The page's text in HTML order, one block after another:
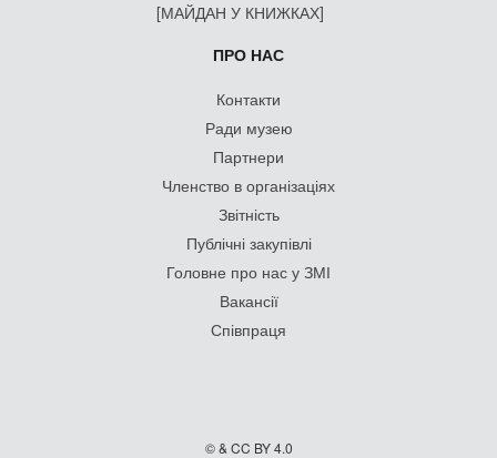
[МАЙДАН У КНИЖКАХ]
ПРО НАС
Контакти
Ради музею
Партнери
Членство в організаціях
Звітність
Публічні закупівлі
Головне про нас у ЗМІ
Вакансії
Співпраця
© & CC BY 4.0